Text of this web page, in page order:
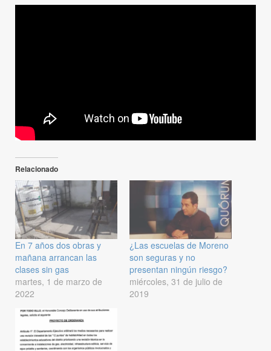
Relacionado
En 7 años dos obras y
mañana arrancan las
clases sin gas
martes, 1 de marzo de
2022
¿Las escuelas de Moreno
son seguras y no
presentan ningún riesgo?
miércoles, 31 de julio de
2019